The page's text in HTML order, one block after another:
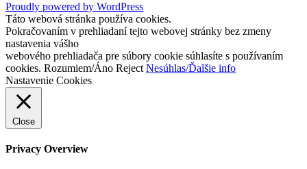
Proudly powered by WordPress
Táto webová stránka používa cookies.
Pokračovaním v prehliadaní tejto webovej stránky bez zmeny
nastavenia vášho
webového prehliadača pre súbory cookie súhlasíte s používaním
cookies. Rozumiem/Áno Reject Nesúhlas/Ďalšie info
Nastavenie Cookies
Close
Privacy Overview